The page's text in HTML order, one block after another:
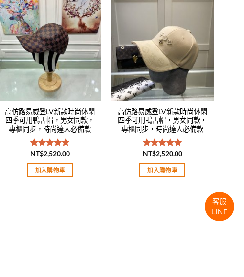
Add to
wishlist
高仿路易威登LV新款時尚休閑
四季可用鴨舌帽，男女同款，
專櫃同步，時尚達人必備款
評分5.00
滿分 5
NT$2,520.00
加入購物車
wishlist
高仿路易威登LV新款時尚休閑
四季可用鴨舌帽，男女同款，
專櫃同步，時尚達人必備款
評分5.00
滿分 5
NT$2,520.00
加入購物車
客服
LINE